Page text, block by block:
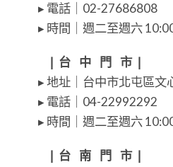
▸ 電話｜02-27686808
▸ 時間｜週二至週六
⠀❘ 台⠀中⠀門⠀市 ❘
▸ 地址｜台中市北屯區文
▸ 電話｜04-22992292
▸ 時間｜週二至週六
⠀❘ 台⠀南⠀門⠀市 ❘